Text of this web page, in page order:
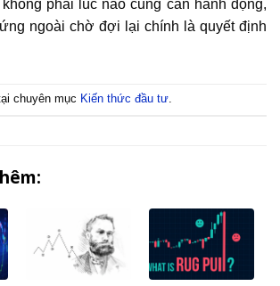
không phải lúc nào cũng cần hành động,
ngoài chờ đợi lại chính là quyết định
chuyên mục Kiến thức đầu tư.